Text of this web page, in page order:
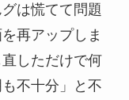
は慌てて問題
再アップしま
しただけで何
不十分」と不